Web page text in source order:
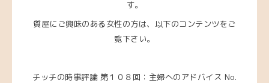
す。
質屋にご興味のある女性の方は、 以下のコンテンツをご
覧下さい。
チッチの時事評論 第１０８回：主婦へのアドバイス No.